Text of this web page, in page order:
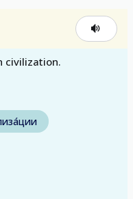
civilization.